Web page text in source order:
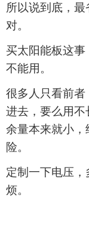
所以说到底，
对。
买太阳能板这事
不能用。
很多人只看前
进去，要么用不
余量本来就小
险。
定制一下电压
烦。